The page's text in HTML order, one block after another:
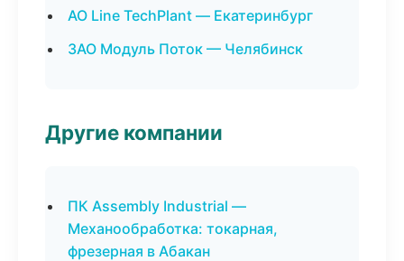
АО Line TechPlant — Екатеринбург
ЗАО Модуль Поток — Челябинск
Другие компании
ПК Assembly Industrial —
Механообработка: токарная,
фрезерная в Абакан